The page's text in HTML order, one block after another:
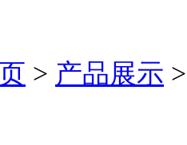
> 产品展示